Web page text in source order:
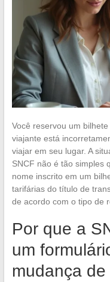
Você reservou um
viajante está
viajar em seu lugar. A
SNCF não é tão simples
nome inscrito em um
tarifárias do título de
de acordo com o tipo de
Por que a
um
mudança de